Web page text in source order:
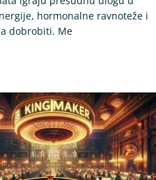
hormonalne ravnoteže i
dobrobiti. Me